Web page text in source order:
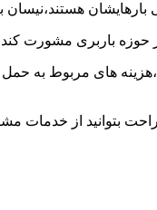
هستند،نیسان
حوزه باربری مشورت
های مربوط به حمل
بتوانید از خدمات